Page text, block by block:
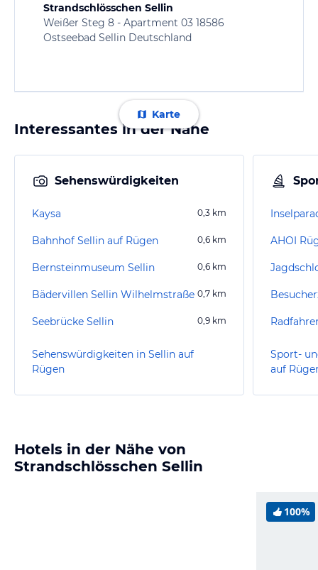
Strandschlösschen Sellin
Weißer Steg 8 - Apartment 03 18586
Ostseebad Sellin Deutschland
Karte
Interessantes in der Nähe
Sehenswürdigkeiten
Kaysa 0,3 km
Bahnhof Sellin auf Rügen 0,6 km
Bernsteinmuseum Sellin 0,6 km
Bädervillen Sellin Wilhelmstraße 0,7 km
Seebrücke Sellin 0,9 km
Sehenswürdigkeiten in Sellin auf
Rügen
Sport-
auf
Hotels in der Nähe von
Strandschlösschen Sellin
100%